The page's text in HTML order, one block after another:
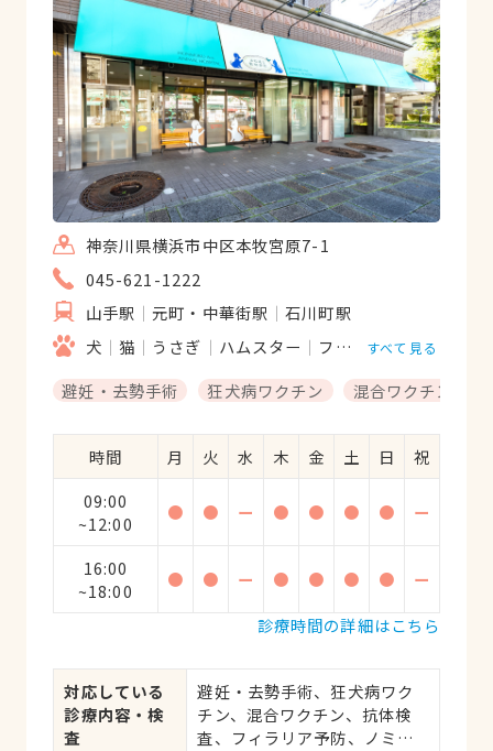
神奈川県横浜市中区本牧宮原7-1
045-621-1222
山手駅
元町・中華街駅
石川町駅
犬
猫 うさぎ ハムスター フクロモモンガ すべて見る
避妊・去勢手術 狂犬病ワクチン 混合ワクチン
時間 月 火 水 木 金 土 日
祝
09:00
~12:00
● ● ー ● ● ● ● ー
16:00
~18:00
● ● ー ● ● ● ●
ー
診療時間の詳細はこちら
対応している
診療内容・検
査
避妊・去勢手術、狂犬病ワク
チン、混合ワクチン、抗体検
査、フィラリア予防、ノミ・